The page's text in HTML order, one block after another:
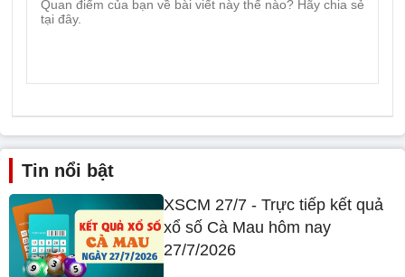
Tin nổi bật
XSCM 27/7 - Trực tiếp kết quả
xổ số Cà Mau hôm nay
27/7/2026